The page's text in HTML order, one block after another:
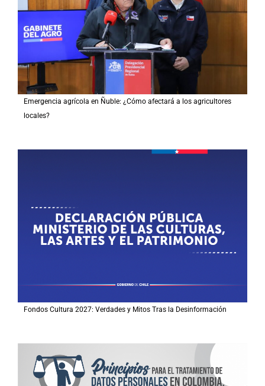
Emergencia agrícola en Ñuble: ¿Cómo afectará a los agricultores
locales?
Fondos Cultura 2027: Verdades y Mitos Tras la Desinformación